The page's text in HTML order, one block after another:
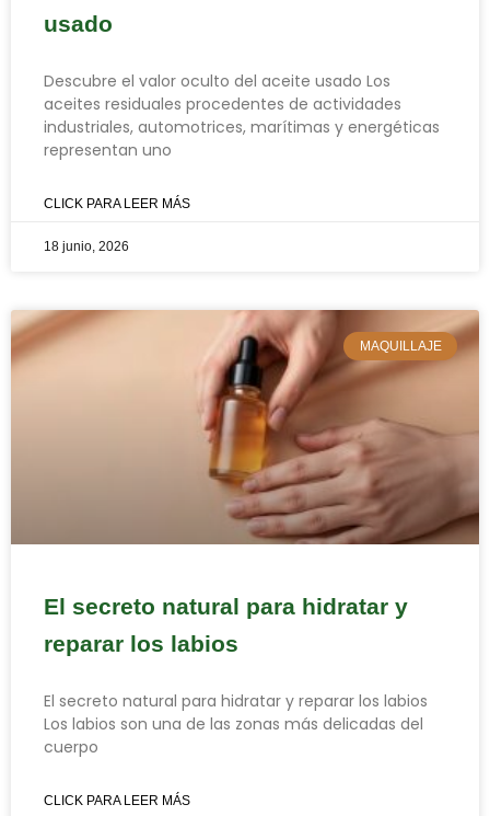
usado
Descubre el valor oculto del aceite usado Los
aceites residuales procedentes de actividades
industriales, automotrices, marítimas y energéticas
representan uno
CLICK PARA LEER MÁS
18 junio, 2026
MAQUILLAJE
El secreto natural para hidratar y
reparar los labios
El secreto natural para hidratar y reparar los labios
Los labios son una de las zonas más delicadas del
cuerpo
CLICK PARA LEER MÁS